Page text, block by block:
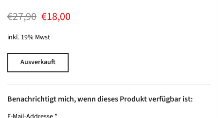
€27,90 €18,00
inkl. 19% Mwst
Ausverkauft
Benachrichtigt mich, wenn dieses Produkt verfügbar ist: